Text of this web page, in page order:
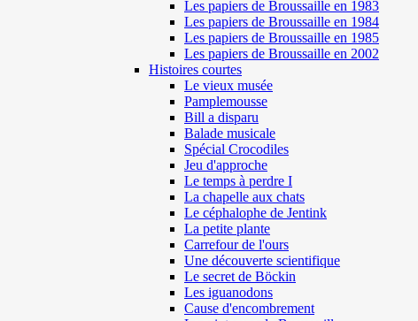
Les papiers de Broussaille en 1983
Les papiers de Broussaille en 1984
Les papiers de Broussaille en 1985
Les papiers de Broussaille en 2002
Histoires courtes
Le vieux musée
Pamplemousse
Bill a disparu
Balade musicale
Spécial Crocodiles
Jeu d'approche
Le temps à perdre I
La chapelle aux chats
Le céphalophe de Jentink
La petite plante
Carrefour de l'ours
Une découverte scientifique
Le secret de Böckin
Les iguanodons
Cause d'encombrement